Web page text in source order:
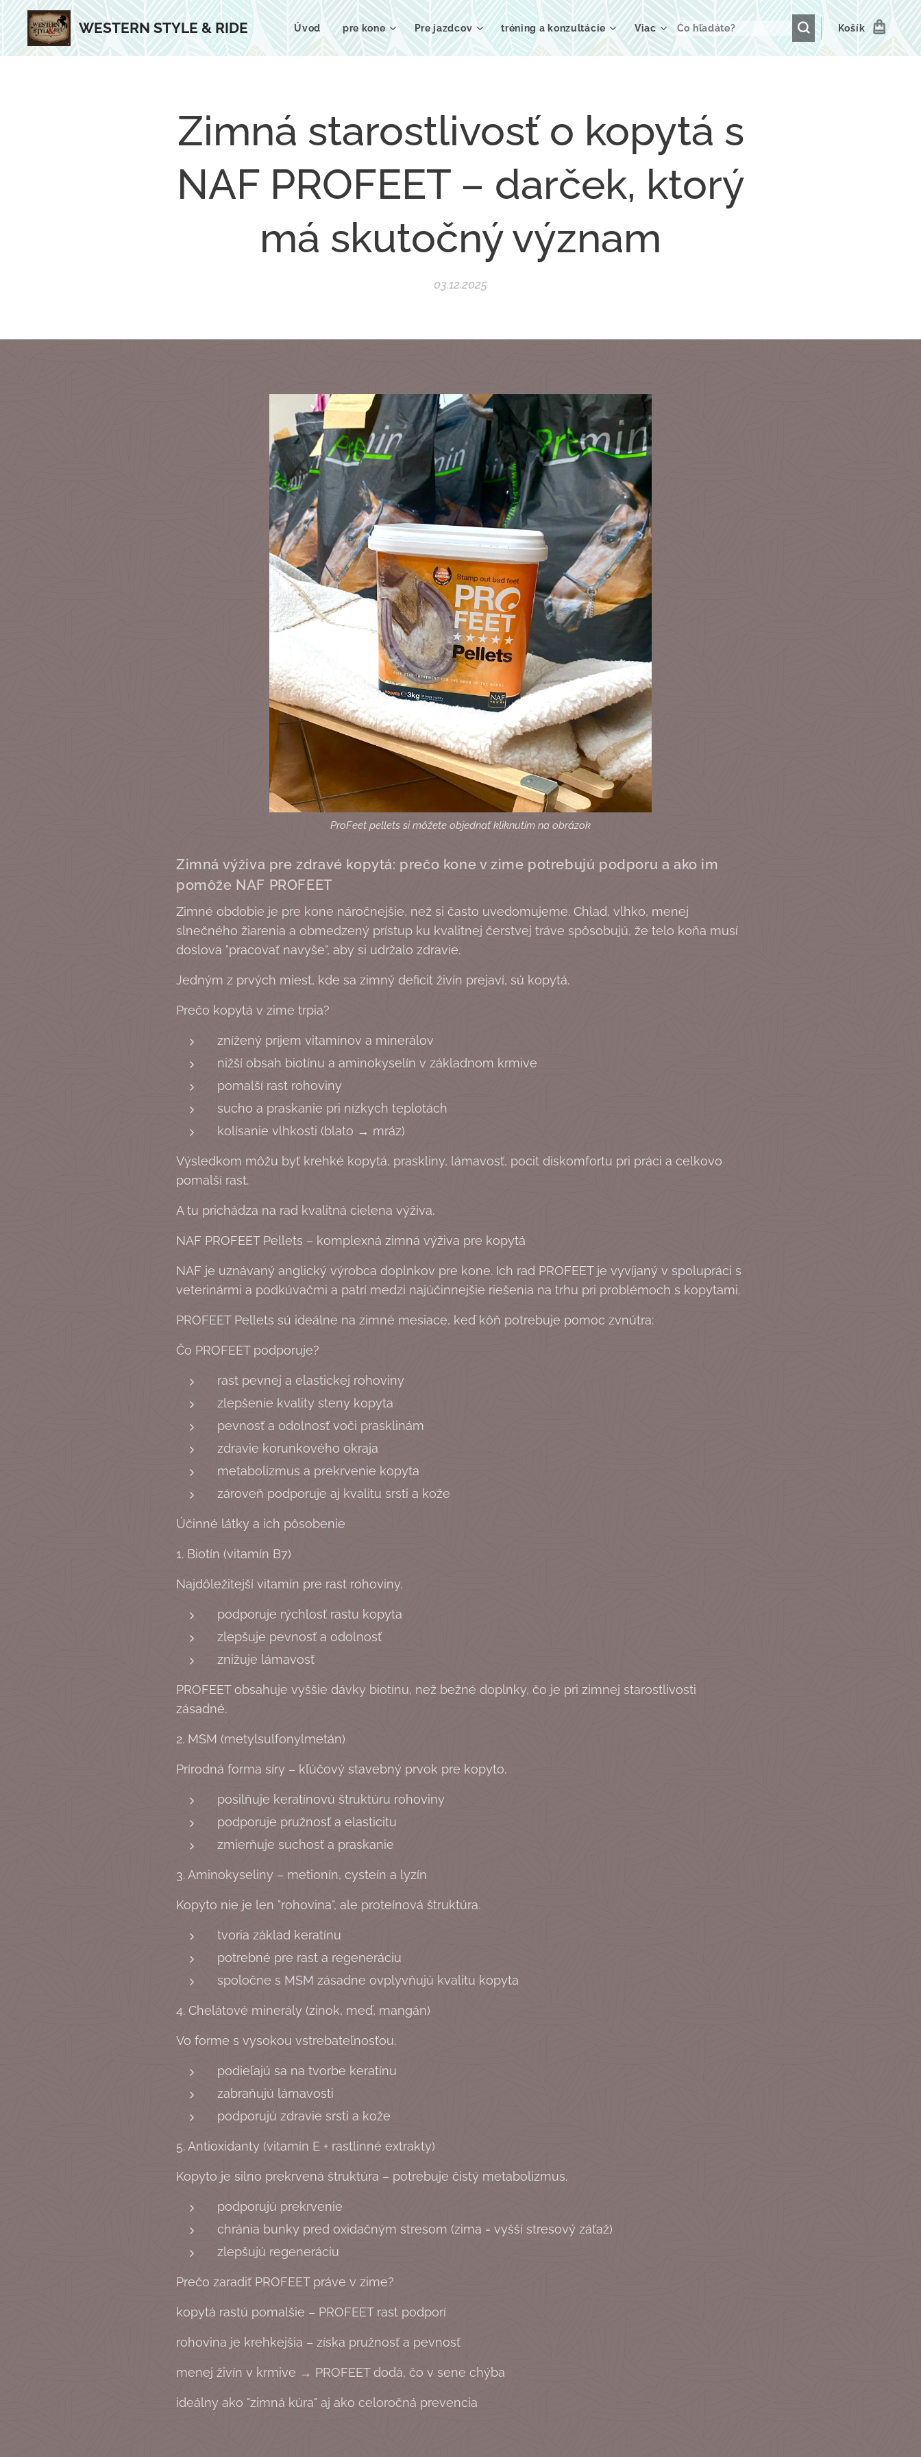
WESTERN STYLE & RIDE Úvod pre kone Pre jazdcov tréning a konzultácie Viac Košík
Zimná starostlivosť o kopytá s
NAF PROFEET – darček, ktorý
má skutočný význam
03.12.2025
ProFeet pellets si môžete objednať kliknutím na obrázok
Zimná výživa pre zdravé kopytá: prečo kone v zime potrebujú podporu a ako im
pomôže NAF PROFEET
Zimné obdobie je pre kone náročnejšie, než si často uvedomujeme. Chlad, vlhko, menej
slnečného žiarenia a obmedzený prístup ku kvalitnej čerstvej tráve spôsobujú, že telo koňa musí
doslova "pracovať navyše", aby si udržalo zdravie.
Jedným z prvých miest, kde sa zimný deficit živín prejaví, sú kopytá.
Prečo kopytá v zime trpia?
znížený príjem vitamínov a minerálov
nižší obsah biotínu a aminokyselín v základnom krmive
pomalší rast rohoviny
sucho a praskanie pri nízkych teplotách
kolísanie vlhkosti (blato → mráz)
Výsledkom môžu byť krehké kopytá, praskliny, lámavosť, pocit diskomfortu pri práci a celkovo
pomalší rast.
A tu prichádza na rad kvalitná cielena výživa.
NAF PROFEET Pellets – komplexná zimná výživa pre kopytá
NAF je uznávaný anglický výrobca doplnkov pre kone. Ich rad PROFEET je vyvíjaný v spolupráci s
veterinármi a podkúvačmi a patrí medzi najúčinnejšie riešenia na trhu pri problémoch s kopytami.
PROFEET Pellets sú ideálne na zimné mesiace, keď kôň potrebuje pomoc zvnútra:
Čo PROFEET podporuje?
rast pevnej a elastickej rohoviny
zlepšenie kvality steny kopyta
pevnosť a odolnosť voči prasklinám
zdravie korunkového okraja
metabolizmus a prekrvenie kopyta
zároveň podporuje aj kvalitu srsti a kože
Účinné látky a ich pôsobenie
1. Biotín (vitamín B7)
Najdôležitejší vitamín pre rast rohoviny.
podporuje rýchlosť rastu kopyta
zlepšuje pevnosť a odolnosť
znižuje lámavosť
PROFEET obsahuje vyššie dávky biotínu, než bežné doplnky, čo je pri zimnej starostlivosti
zásadné.
2. MSM (metylsulfonylmetán)
Prírodná forma síry – kľúčový stavebný prvok pre kopyto.
posilňuje keratínovú štruktúru rohoviny
podporuje pružnosť a elasticitu
zmierňuje suchosť a praskanie
3. Aminokyseliny – metionín, cysteín a lyzín
Kopyto nie je len "rohovina", ale proteínová štruktúra.
tvoria základ keratínu
potrebné pre rast a regeneráciu
spoločne s MSM zásadne ovplyvňujú kvalitu kopyta
4. Chelátové minerály (zinok, meď, mangán)
Vo forme s vysokou vstrebateľnosťou.
podieľajú sa na tvorbe keratínu
zabraňujú lámavosti
podporujú zdravie srsti a kože
5. Antioxidanty (vitamín E + rastlinné extrakty)
Kopyto je silno prekrvená štruktúra – potrebuje čistý metabolizmus.
podporujú prekrvenie
chránia bunky pred oxidačným stresom (zima = vyšší stresový záťaž)
zlepšujú regeneráciu
Prečo zaradiť PROFEET práve v zime?
kopytá rastú pomalšie – PROFEET rast podporí
rohovina je krehkejšia – získa pružnosť a pevnosť
menej živín v krmive → PROFEET dodá, čo v sene chýba
ideálny ako "zimná kúra" aj ako celoročná prevencia